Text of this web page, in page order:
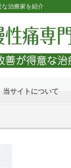
治療家を紹介
当サイトについて